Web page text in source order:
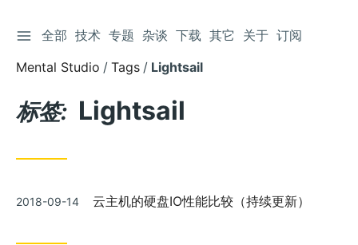
跳
到
章
切换侧边栏
全部 技术 专题 杂谈 下载 其它 关于 订阅
Mental Studio
Tags Lightsail
标签: Lightsail
发
2018-09-14 云主机的硬盘IO性能比较（持续更新）